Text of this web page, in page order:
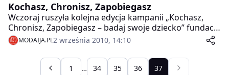
Kochasz, Chronisz, Zapobiegasz
Wczoraj ruszyła kolejna edycja kampanii „Kochasz,
Chronisz, Zapobiegasz – badaj swoje dziecko” fundacji
Orimari. Celem akcji jest uświadomienie rodzicom, jak
ważne jest przeprowadzanie okresowych,
profilaktycznych badań medycznych u dzieci
(przynajmniej do 16. roku życia).
MODAIJA.PL2 września 2010, 14:10
1 … 34 35 36 37